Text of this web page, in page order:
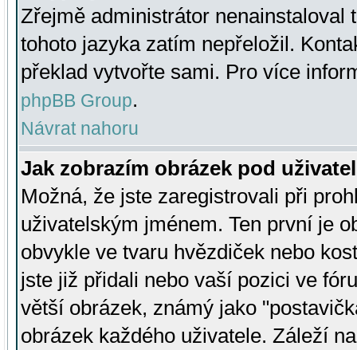
Zřejmě administrátor nenainstaloval
tohoto jazyka zatím nepřeložil.
překlad vytvořte sami. Pro více
phpBB Group.
Návrat nahoru
Jak zobrazím obrázek pod
Možná, že jste zaregistrovali při
uživatelským jménem. Ten první je
obvykle ve tvaru hvězdiček nebo
jste již přidali nebo vaší pozici ve
větší obrázek, známý jako
obrázek každého uživatele. Záleží